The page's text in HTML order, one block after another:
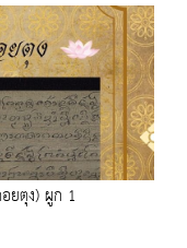
ยตุง) ผูก 1